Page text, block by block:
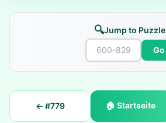
🔍Jump to
Go
← #779 🏠Startseite